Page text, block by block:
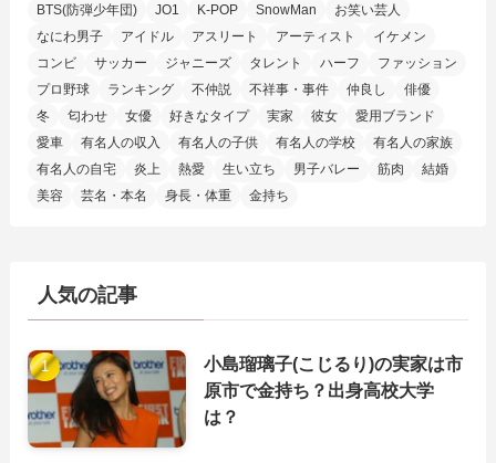
BTS(防弾少年団) JO1 K-POP SnowMan
お笑い芸人
なにわ男子
アイドル アスリート アーティスト
イケメン
コンビ
サッカー ジャニーズ タレント ハーフ
ファッション
プロ野球
ランキング 不仲説 不祥事・事件 仲良し
俳優
冬
匂わせ 女優 好きなタイプ 実家 彼女
愛用ブランド
愛車
有名人の収入 有名人の子供 有名人の学校
有名人の家族
有名人の自宅
炎上 熱愛 生い立ち 男子バレー 筋肉
結婚
美容
芸名・本名 身長・体重 金持ち
人気の記事
小島瑠璃子(こじるり)の実家は市
原市で金持ち？出身高校大学
は？